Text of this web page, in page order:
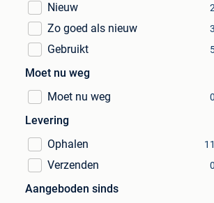
Nieuw
2
Zo goed als nieuw 3
Gebruikt
Moet nu weg
Moet nu weg
0
Levering
Ophalen
11
Verzenden 0
Aangeboden sinds